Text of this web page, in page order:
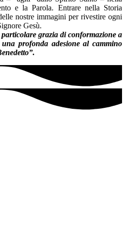
e la Parola. Entrare nella Storia
nostre immagini per rivestire ogni
Gesù.
grazia di conformazione a
profonda adesione al cammino